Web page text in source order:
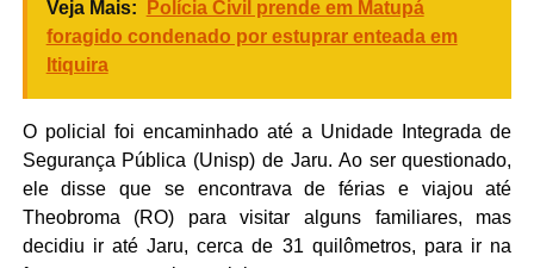
Veja Mais:
Polícia Civil prende em Matupá
foragido condenado por estuprar enteada em
Itiquira
O policial foi encaminhado até a Unidade Integrada de
Segurança Pública (Unisp) de Jaru. Ao ser questionado,
ele disse que se encontrava de férias e viajou até
Theobroma (RO) para visitar alguns familiares, mas
decidiu ir até Jaru, cerca de 31 quilômetros, para ir na